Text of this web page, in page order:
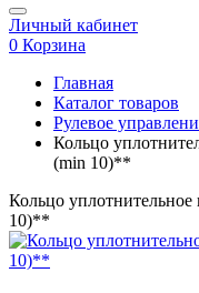
Личный кабинет
0 Корзина
Главная
Каталог товаров
Рулевое
Кольцо
(min 10)**
Кольцо
10)**